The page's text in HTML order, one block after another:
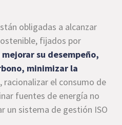
obligadas a alcanzar
fijados por
mejorar su desempeño,
minimizar la
, racionalizar el consumo de
fuentes de energía no
un sistema de gestión ISO